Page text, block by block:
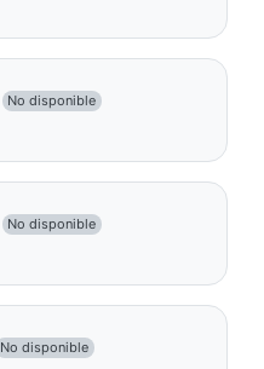
No disponible
No disponible
No disponible